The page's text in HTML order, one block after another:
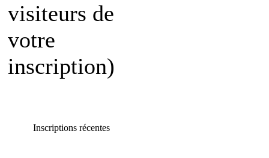
visiteurs de
votre
inscription)
Inscriptions récentes